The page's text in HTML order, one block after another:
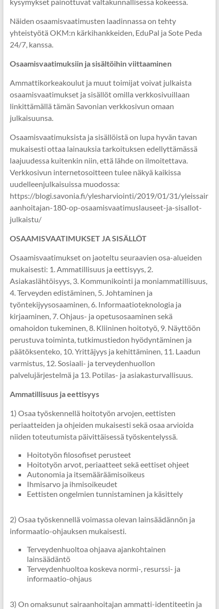
Näiden osaamisvaatimusten laadinnassa on tehty
yhteistyötä OKM:n kärkihankkeiden, EduPal ja Sote Peda
24/7, kanssa.
Osaamisvaatimuksiin ja sisältöihin viittaaminen
Ammattikorkeakoulut ja muut toimijat voivat julkaista
osaamisvaatimukset ja sisällöt omilla verkkosivuillaan
linkittämällä tämän Savonian verkkosivun omaan
julkaisuunsa.
Osaamisvaatimuksista ja sisällöistä on lupa hyvän tavan
mukaisesti ottaa lainauksia tarkoituksen edellyttämässä
laajuudessa kuitenkin niin, että lähde on ilmoitettava.
Verkkosivun internetosoitteen tulee näkyä kaikissa
uudelleenjulkaisuissa muodossa:
https://blogi.savonia.fi/ylesharviointi/2019/01/31/yleissair
aanhoitajan-180-op-osaamisvaatimuslauseet-ja-sisallot-
julkaistu/
OSAAMISVAATIMUKSET JA SISÄLLÖT
Osaamisvaatimukset on jaoteltu seuraavien osa-alueiden
mukaisesti: 1. Ammatillisuus ja eettisyys, 2.
Asiakaslähtöisyys, 3. Kommunikointi ja moniammatillisuus,
4. Terveyden edistäminen, 5. Johtaminen ja
työntekijyysosaaminen, 6. Informaatioteknologia ja
kirjaaminen, 7. Ohjaus- ja opetusosaaminen sekä
omahoidon tukeminen, 8. Kliininen hoitotyö, 9. Näyttöön
perustuva toiminta, tutkimustiedon hyödyntäminen ja
päätöksenteko, 10. Yrittäjyys ja kehittäminen, 11. Laadun
varmistus, 12. Sosiaali- ja terveydenhuollon
palvelujärjestelmä ja 13. Potilas- ja asiakasturvallisuus.
Ammatillisuus ja eettisyys
1) Osaa työskennellä hoitotyön arvojen, eettisten
periaatteiden ja ohjeiden mukaisesti sekä osaa arvioida
niiden toteutumista päivittäisessä työskentelyssä.
Hoitotyön filosofiset perusteet
Hoitotyön arvot, periaatteet sekä eettiset ohjeet
Autonomia ja itsemääräämisoikeus
Ihmisarvo ja ihmisoikeudet
Eettisten ongelmien tunnistaminen ja käsittely
2) Osaa työskennellä voimassa olevan lainsäädännön ja
informaatio-ohjauksen mukaisesti.
Terveydenhuoltoa ohjaava ajankohtainen
lainsäädäntö
Terveydenhuoltoa koskeva normi-, resurssi- ja
informaatio-ohjaus
3) On omaksunut sairaanhoitajan ammatti-identiteetin ja